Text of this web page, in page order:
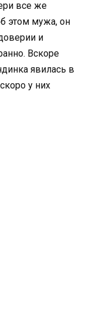
все же
этом мужа, он
и
Вскоре
явилась в
у них